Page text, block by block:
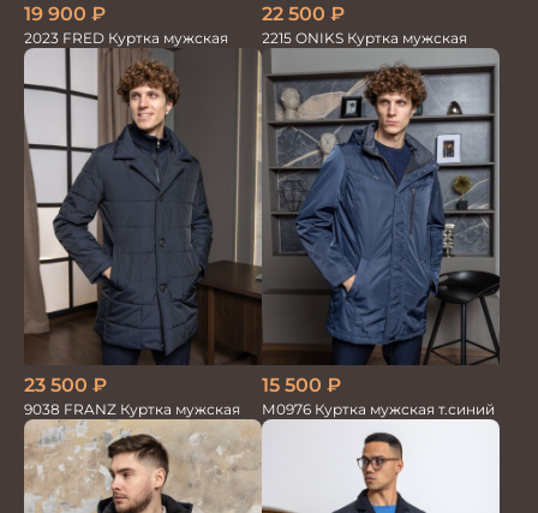
19 900 ₽
2023 FRED Куртка мужская
22 500 ₽
2215 ONIKS Куртка мужская
23 500 ₽
9038 FRANZ Куртка мужская
15 500 ₽
М0976 Куртка мужская т.синий